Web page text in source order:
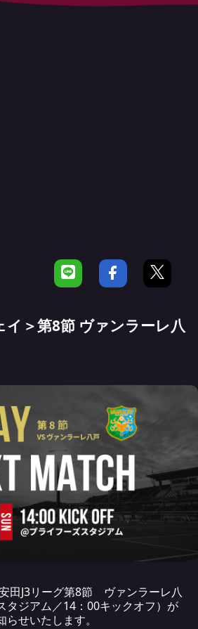
＞第8節 ヴァンラーレ八
田J3リーグ第8節 ヴァンラーレ八
タジアム／14：00キックオフ）が
せいたします。